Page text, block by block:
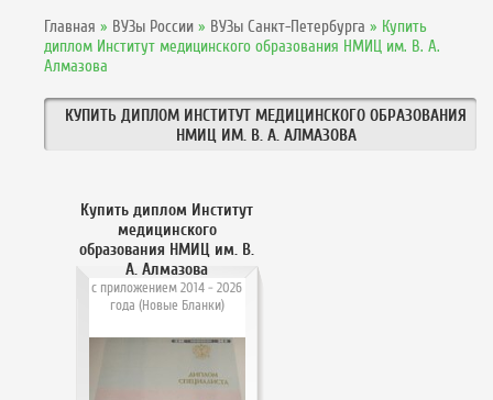
Главная » ВУЗы России » ВУЗы Санкт-Петербурга » Купить
диплом Институт медицинского образования НМИЦ им. В. А.
Алмазова
КУПИТЬ ДИПЛОМ ИНСТИТУТ МЕДИЦИНСКОГО ОБРАЗОВАНИЯ
НМИЦ ИМ. В. А. АЛМАЗОВА
Купить диплом Институт
медицинского
образования НМИЦ им. В.
А. Алмазова
с приложением 2014 - 2026
года (Новые Бланки)